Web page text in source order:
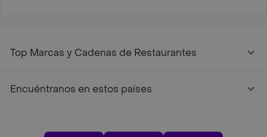
Top Marcas y Cadenas de Restaurantes
Encuéntranos en estos países